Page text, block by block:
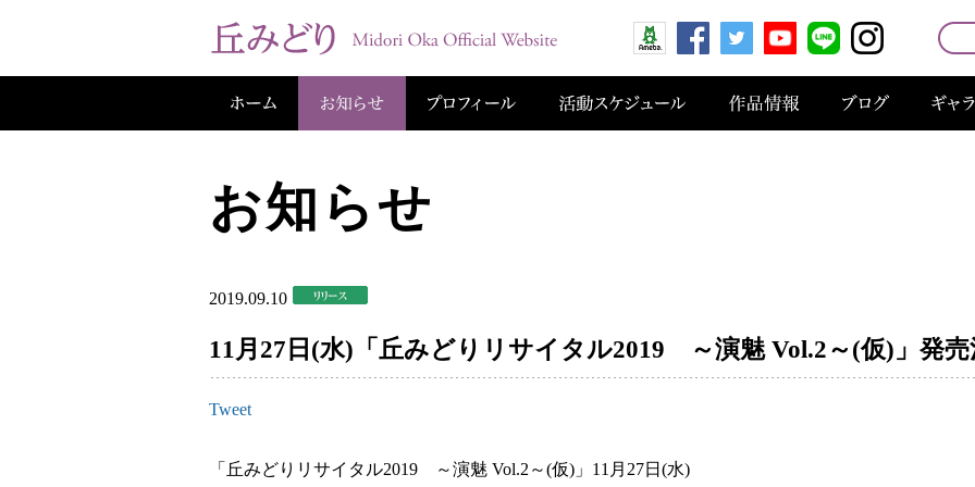
お知らせ
2019.09.10
11月27日(水)「丘みどりリサイタル2019 ～演魅 Vol.2～(仮)」発売
Tweet
「丘みどりリサイタル2019 ～演魅 Vol.2～(仮)」11月27日(水)